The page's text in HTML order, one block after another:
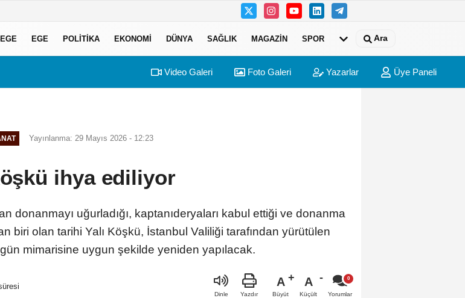
EGE POLITIKA EKONOMI DÜNYA SAĞLIK MAGAZIN SPOR Ara
Video Galeri Foto Galeri Yazarlar Üye Paneli
Yayınlanma: 29 Mayıs 2026 - 12:23
ihya ediliyor
donanmayı uğurladığı, kaptanıderyaları kabul ettiği ve donanma
biri olan tarihi Yalı Köşkü, İstanbul Valiliği tarafından yürütülen
mimarisine uygun şekilde yeniden yapılacak.
Dinle Yazdır
A
Büyüt
A
Küçült Yorumlar